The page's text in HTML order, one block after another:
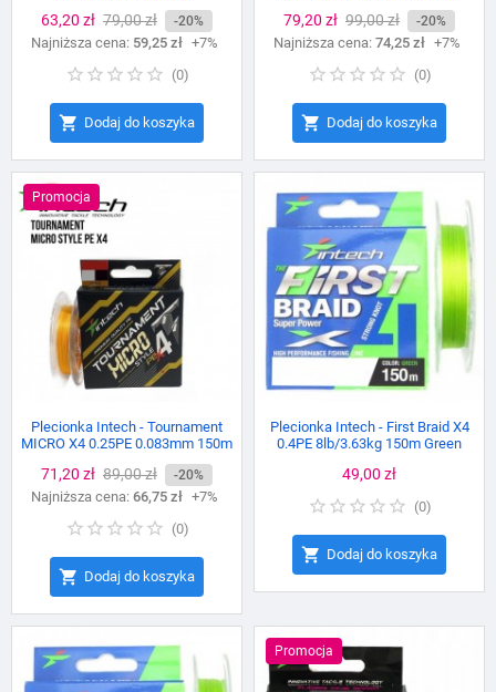
Cena
63,20 zł Cena
podstawowa
79,00 zł -20%
Najniższa cena: 59,25 zł +7%
(0)
 Dodaj do koszyka
Cena
79,20 zł Cena
podstawowa
99,00 zł -20%
Najniższa cena: 74,25 zł +7%
(0)
 Dodaj do koszyka
Promocja
Plecionka Intech - Tournament
MICRO X4 0.25PE 0.083mm 150m
Cena
71,20 zł Cena
podstawowa
89,00 zł -20%
Najniższa cena: 66,75 zł +7%
(0)
 Dodaj do koszyka
Plecionka Intech - First Braid X4
0.4PE 8lb/3.63kg 150m Green
Cena
49,00 zł
(0)
 Dodaj do koszyka
Promocja